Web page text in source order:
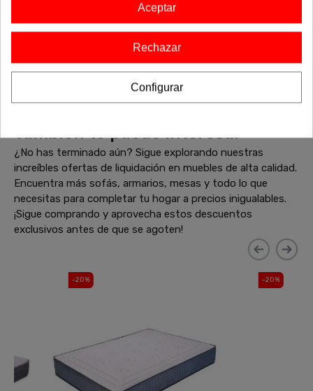
ángulo de visualización, etc. Si necesitas conocer con
detalle estos datos, te puedes poner en contacto con
nosotros a través de nuestro número de teléfono o
aclararte todas las dudas que te surjan.
También te puede interesar
¿No has terminado aún? Sigue explorando nuestras
increíbles ofertas de liquidación en muebles de alta calidad.
Encuentra más sofás, armarios, mesas y todo lo que
necesitas para completar tu hogar a precios inigualables.
¡Sigue comprando y aprovecha estos descuentos
exclusivos antes de que se agoten!
Aceptar
Rechazar
Configurar